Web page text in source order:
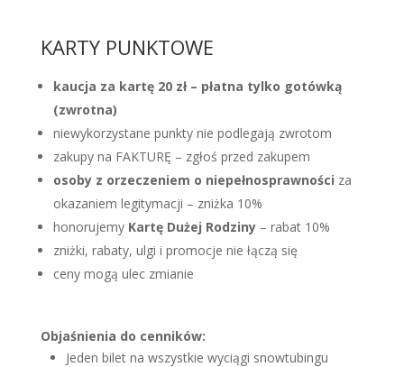
KARTY PUNKTOWE
kaucja za kartę 20 zł – płatna tylko gotówką
(zwrotna)
niewykorzystane punkty nie podlegają zwrotom
zakupy na FAKTURĘ – zgłoś przed zakupem
osoby z orzeczeniem o niepełnosprawności za
okazaniem legitymacji – zniżka 10%
honorujemy Kartę Dużej Rodziny – rabat 10%
zniżki, rabaty, ulgi i promocje nie łączą się
ceny mogą ulec zmianie
Objaśnienia do cenników:
Jeden bilet na wszystkie wyciągi snowtubingu